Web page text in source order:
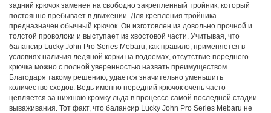
задний крючок заменен на свободно закрепленный тройник, который
постоянно пребывает в движении. Для крепления тройника
предназначен обычный крючок. Он изготовлен из довольно прочной и
толстой проволоки и выступает из хвостовой части. Учитывая, что
балансир Lucky John Pro Series Mebaru, как правило, применяется в
условиях наличия ледяной корки на водоемах, отсутствие переднего
крючка можно с полной уверенностью назвать преимуществом.
Благодаря такому решению, удается значительно уменьшить
количество сходов. Ведь именно передний крючок очень часто
цепляется за нижнюю кромку льда в процессе самой последней стадии
вываживания. Тот факт, что балансир Lucky John Pro Series Mebaru не